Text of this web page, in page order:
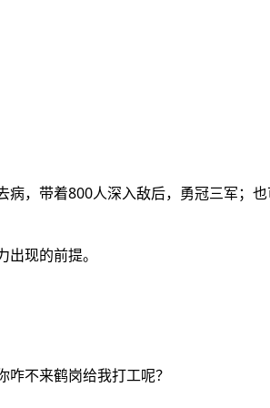
，带着800人深入敌后，勇冠三军；
现的前提。
不来鹤岗给我打工呢？